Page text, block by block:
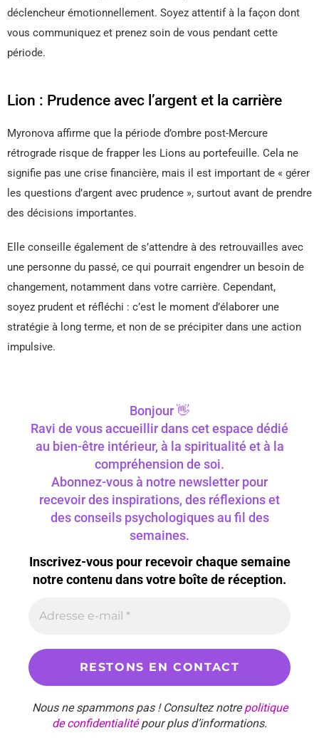
déclencheur émotionnellement. Soyez attentif à la façon dont
vous communiquez et prenez soin de vous pendant cette
période.
Lion : Prudence avec l’argent et la carrière
Myronova affirme que la période d’ombre post-Mercure
rétrograde risque de frapper les Lions au portefeuille. Cela ne
signifie pas une crise financière, mais il est important de « gérer
les questions d’argent avec prudence », surtout avant de prendre
des décisions importantes.
Elle conseille également de s’attendre à des retrouvailles avec
une personne du passé, ce qui pourrait engendrer un besoin de
changement, notamment dans votre carrière. Cependant,
soyez prudent et réfléchi : c’est le moment d’élaborer une
stratégie à long terme, et non de se précipiter dans une action
impulsive.
Bonjour 👋
Ravi de vous accueillir dans cet espace dédié
au bien-être intérieur, à la spiritualité et à la
compréhension de soi.
Abonnez-vous à notre newsletter pour
recevoir des inspirations, des réflexions et
des conseils psychologiques au fil des
semaines.
Inscrivez-vous pour recevoir chaque semaine
notre contenu dans votre boîte de réception.
Nous ne spammons pas ! Consultez notrepolitique
de confidentialitépour plus d’informations.